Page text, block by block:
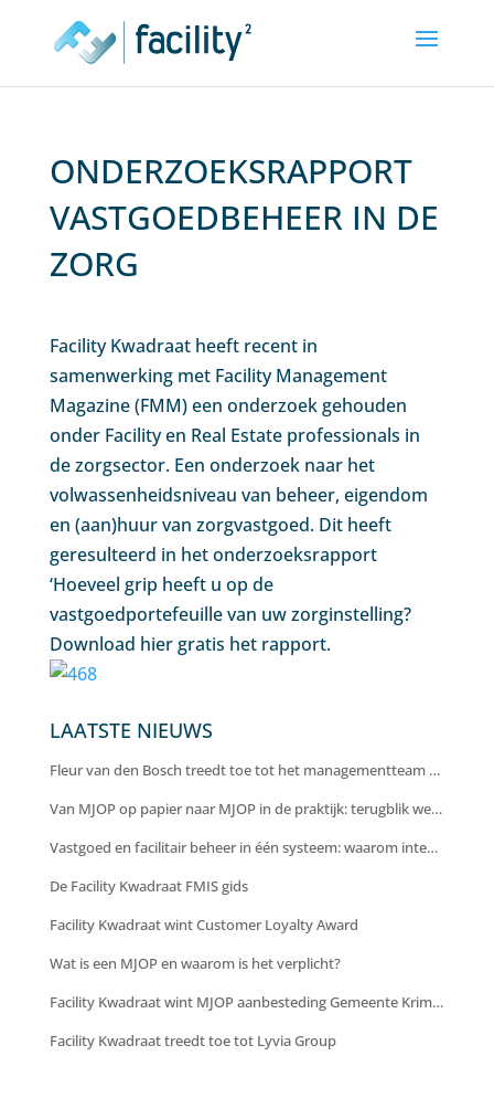
ONDERZOEKSRAPPORT
VASTGOEDBEHEER IN DE
ZORG
Facility Kwadraat heeft recent in
samenwerking met Facility Management
Magazine (FMM) een onderzoek gehouden
onder Facility en Real Estate professionals in
de zorgsector. Een onderzoek naar het
volwassenheidsniveau van beheer, eigendom
en (aan)huur van zorgvastgoed. Dit heeft
geresulteerd in het onderzoeksrapport
‘Hoeveel grip heeft u op de
vastgoedportefeuille van uw zorginstelling?
Download hier gratis het rapport.
LAATSTE NIEUWS
Fleur van den Bosch treedt toe tot het managementteam van Facility Kwadraat als Chief Operating Officer
Van MJOP op papier naar MJOP in de praktijk: terugblik webinar
Vastgoed en facilitair beheer in één systeem: waarom integratie cruciaal is voor efficiëntie en inzicht
De Facility Kwadraat FMIS gids
Facility Kwadraat wint Customer Loyalty Award
Wat is een MJOP en waarom is het verplicht?
Facility Kwadraat wint MJOP aanbesteding Gemeente Krimpenerwaard
Facility Kwadraat treedt toe tot Lyvia Group